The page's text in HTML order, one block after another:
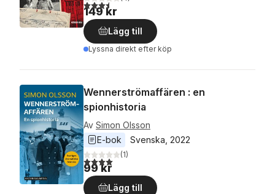
3,5utav 5 stjärnor. Totalt antal röster:
149 kr
Lägg till
Lyssna direkt efter köp
Wennerströmaffären : en
spionhistoria
Av Simon Olsson
E-bok
Svenska 2022
4,0utav 5 stjärnor. Totalt antal röster:
(1)
99 kr
Lägg till